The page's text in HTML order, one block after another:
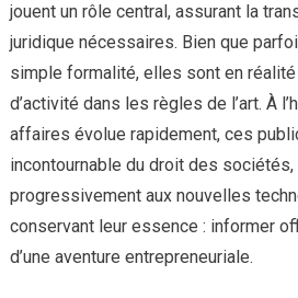
jouent un rôle central, assurant la
juridique nécessaires. Bien que
simple formalité, elles sont en réalité
d’activité dans les règles de l’art. À
affaires évolue rapidement, ces
incontournable du droit des sociétés,
progressivement aux nouvelles
conservant leur essence : informer
d’une aventure entrepreneuriale.